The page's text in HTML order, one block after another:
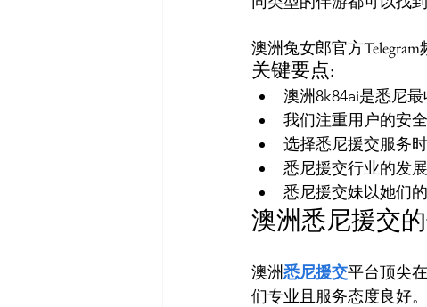
澳洲兔女郎官方Telegram
关键要点:
澳洲8k84ai是悉尼
我们注重用户的安
选择悉尼援交服务
悉尼援交行业的发
悉尼援交妹以她们
澳洲悉尼援交
澳洲悉尼援交平台顶尖
们专业且服务态度良好。